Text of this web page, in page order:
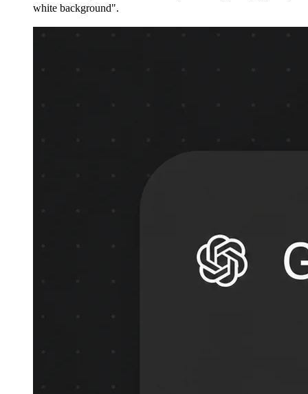
white background".